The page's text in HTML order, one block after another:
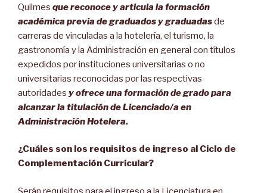
Quilmes que reconoce y articula la formación
académica previa de graduados y graduadasde
carreras de vinculadas a la hotelería, el turismo, la
gastronomía y la Administración en general con títulos
expedidos por instituciones universitarias o no
universitarias reconocidas por las respectivas
autoridades y ofrece una formación de grado para
alcanzar la titulación de Licenciado/a en
Administración Hotelera.
¿Cuáles son los requisitos de ingreso al Ciclo de
Complementación Curricular?